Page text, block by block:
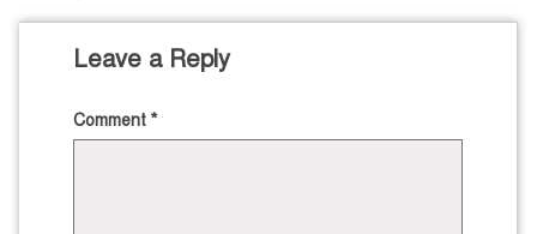
Leave a Reply
Comment *